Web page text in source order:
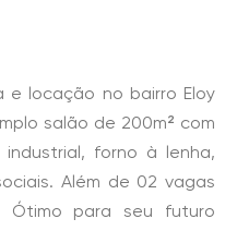
e locação no bairro Eloy
salão de 200m² com
forno à lenha,
Além de 02 vagas
Ótimo para seu futuro